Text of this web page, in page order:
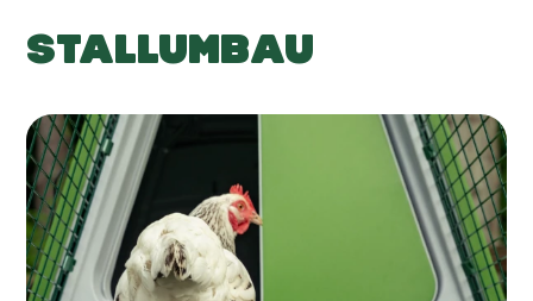
STALLUMBAU